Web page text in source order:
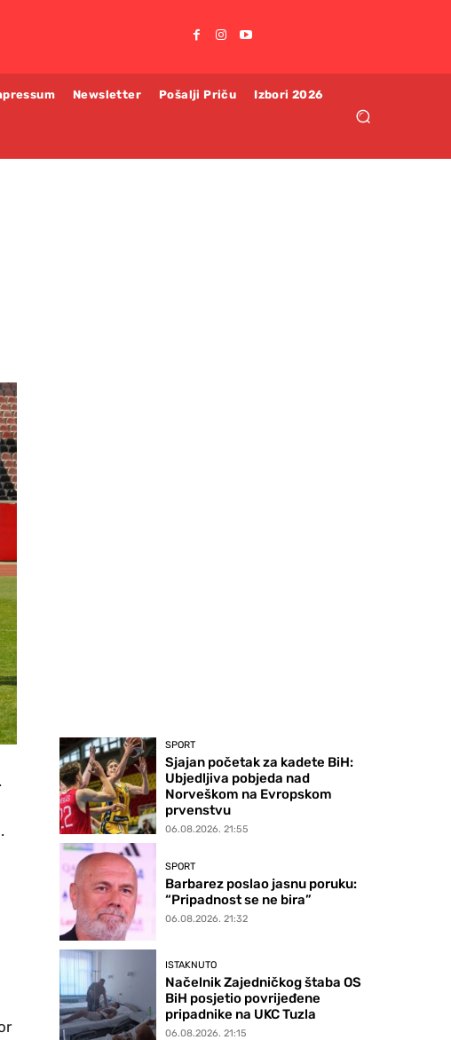
Newsletter Pošalji Priču Izbori 2026
SPORT
Sjajan početak za kadete BiH:
Ubjedljiva pobjeda nad
Norveškom na Evropskom
prvenstvu
06.08.2026. 21:55
SPORT
Barbarez poslao jasnu poruku:
“Pripadnost se ne bira”
06.08.2026. 21:32
ISTAKNUTO
Načelnik Zajedničkog štaba OS
BiH posjetio povrijeđene
pripadnike na UKC Tuzla
06.08.2026. 21:15